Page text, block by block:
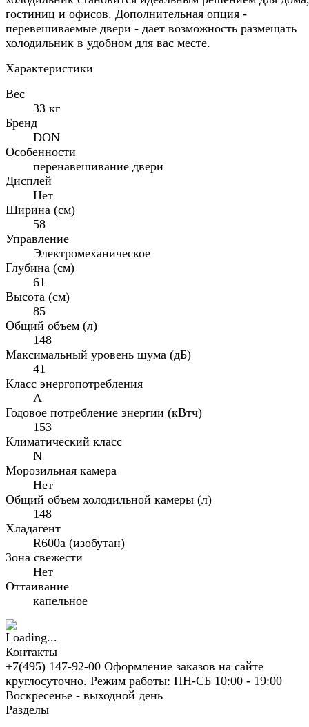
гостиниц и офисов. Дополнительная опция -
перевешиваемые двери - дает возможность размещать
холодильник в удобном для вас месте.
Характеристики
Вес
33 кг
Бренд
DON
Особенности
перенавешивание двери
Дисплей
Нет
Ширина (см)
58
Управление
Электромеханическое
Глубина (см)
61
Высота (см)
85
Общий объем (л)
148
Максимальный уровень шума (дБ)
41
Класс энергопотребления
A
Годовое потребление энергии (кВтч)
153
Климатический класс
N
Морозильная камера
Нет
Общий объем холодильной камеры (л)
148
Хладагент
R600a (изобутан)
Зона свежести
Нет
Оттаивание
капельное
Контакты
+7(495) 147-92-00 Оформление заказов на сайте
круглосуточно. Режим работы: ПН-СБ 10:00 - 19:00
Воскресенье - выходной день
Разделы